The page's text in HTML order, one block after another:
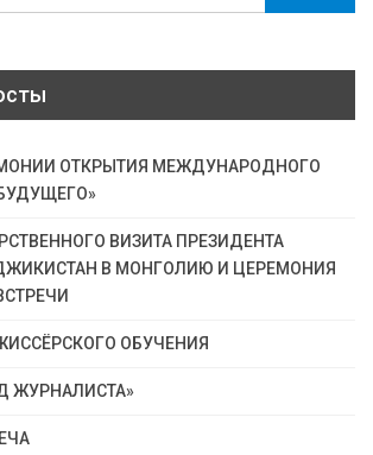
ОТКРЫТИЯ МЕЖДУНАРОДНОГО
ВИЗИТА ПРЕЗИДЕНТА
В МОНГОЛИЮ И ЦЕРЕМОНИЯ
ОБУЧЕНИЯ
ЖУРНАЛИСТА»